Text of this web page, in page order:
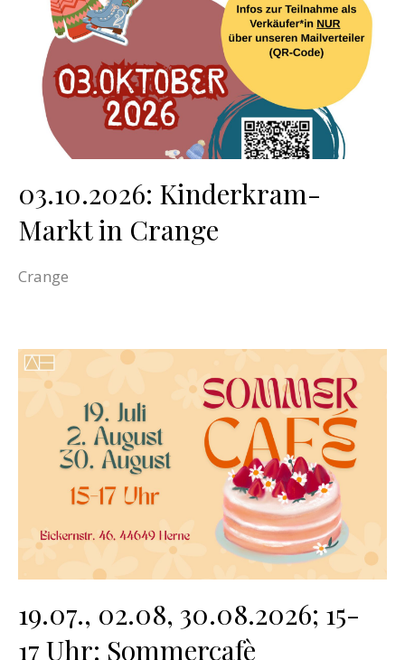
03.10.2026: Kinderkram-
Markt in Crange
Crange
19.07., 02.08, 30.08.2026; 15-
17 Uhr: Sommercafè